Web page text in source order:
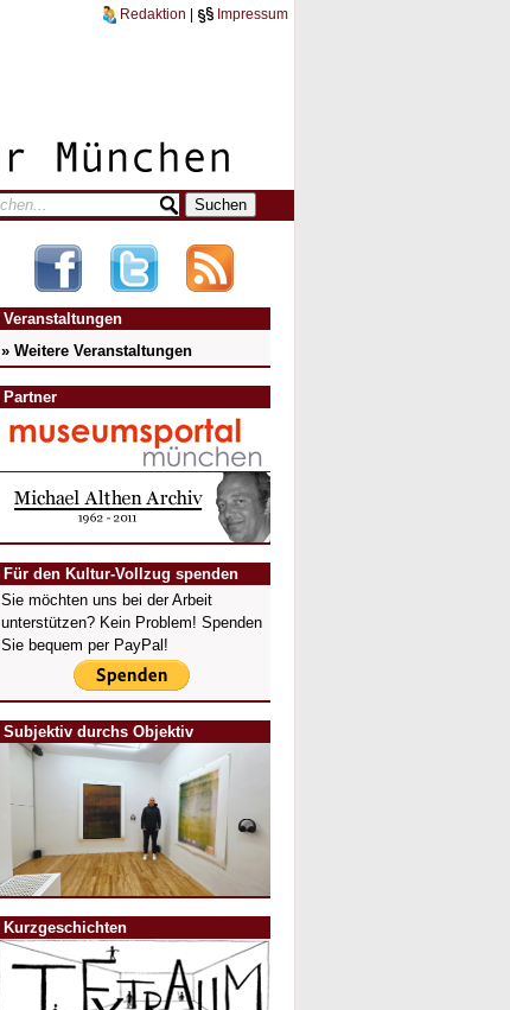
Redaktion Impressum
Veranstaltungen
» Weitere Veranstaltungen
Partner
Für den Kultur-Vollzug spenden
Sie möchten uns bei der Arbeit
unterstützen? Kein Problem! Spenden
Sie bequem per PayPal!
Subjektiv durchs Objektiv
Kurzgeschichten